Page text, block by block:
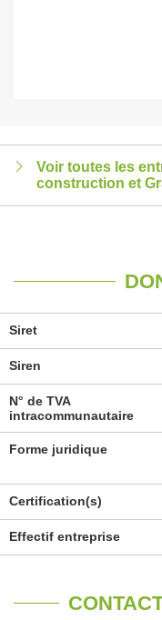
Voir toutes les
construction et
Siret
Siren
N° de TVA
intracommunautaire
Forme juridique
Certification(s)
Effectif entreprise